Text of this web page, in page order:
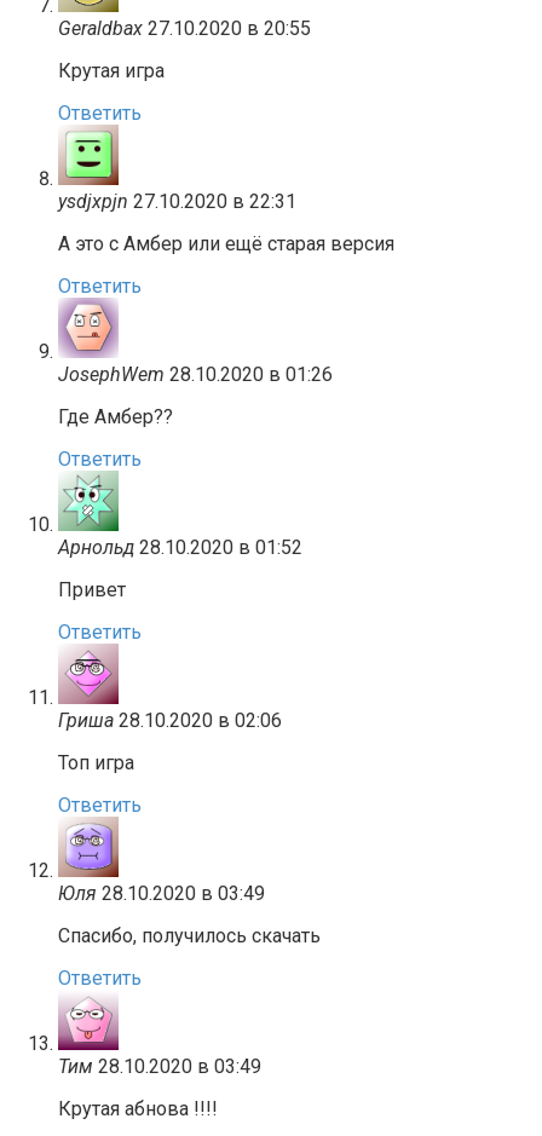
Geraldbax 27.10.2020 в 20:55
Крутая игра
Ответить
ysdjxpjn 27.10.2020 в 22:31
А это с Амбер или ещё старая версия
Ответить
JosephWem 28.10.2020 в 01:26
Где Амбер??
Ответить
Арнольд 28.10.2020 в 01:52
Привет
Ответить
Гриша 28.10.2020 в 02:06
Топ игра
Ответить
Юля 28.10.2020 в 03:49
Спасибо, получилось скачать
Ответить
Тим 28.10.2020 в 03:49
Крутая абнова !!!!